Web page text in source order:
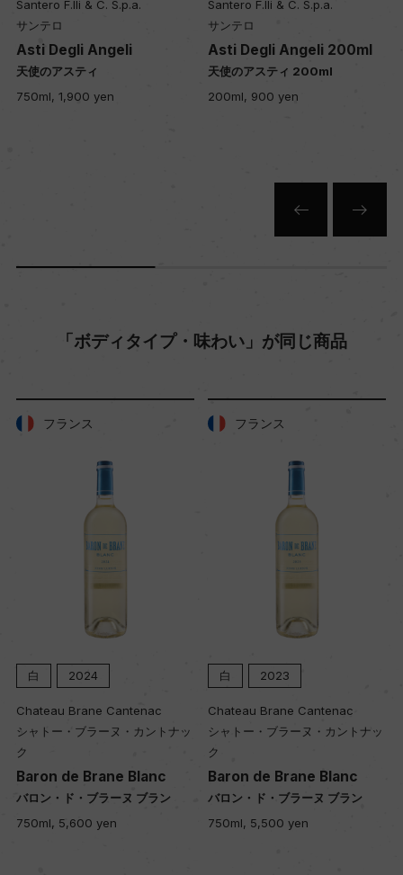
Santero F.lli & C. S.p.a.
サンテロ
Asti Degli Angeli 200ml
天使のアスティ 200ml
200ml, 900 yen
Santero F.lli & C. S.p.a.
サンテロ
Asti Degli Angeli 375ml
天使のアスティ ハーフ
375ml, 1,650 yen
「ボディタイプ・味わい」が同じ商品
フランス
白 2023
Chateau Brane Cantenac
シャトー・ブラーヌ・カントナッ
ク
Baron de Brane Blanc
バロン・ド・ブラーヌ ブラン
750ml, 5,500 yen
フランス
白 2022
Chateau Brane Cantenac
シャトー・ブラーヌ・カントナッ
ク
Baron de Brane Blanc
バロン・ド・ブラーヌ ブラン
750ml, 5,200 yen